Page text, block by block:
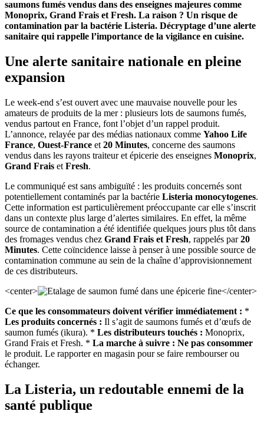
saumons fumés vendus dans des enseignes majeures comme
Monoprix, Grand Frais et Fresh. La raison ? Un risque de
contamination par la bactérie Listeria. Décryptage d’une alerte
sanitaire qui rappelle l’importance de la vigilance en cuisine.
Une alerte sanitaire nationale en pleine
expansion
Le week-end s’est ouvert avec une mauvaise nouvelle pour les
amateurs de produits de la mer : plusieurs lots de saumons fumés,
vendus partout en France, font l’objet d’un rappel produit.
L’annonce, relayée par des médias nationaux comme Yahoo Life
France, Ouest-France et 20 Minutes, concerne des saumons
vendus dans les rayons traiteur et épicerie des enseignes Monoprix,
Grand Frais et Fresh.
Le communiqué est sans ambiguïté : les produits concernés sont
potentiellement contaminés par la bactérie Listeria monocytogenes.
Cette information est particulièrement préoccupante car elle s’inscrit
dans un contexte plus large d’alertes similaires. En effet, la même
source de contamination a été identifiée quelques jours plus tôt dans
des fromages vendus chez Grand Frais et Fresh, rappelés par20
Minutes. Cette coïncidence laisse à penser à une possible source de
contamination commune au sein de la chaîne d’approvisionnement
de ces distributeurs.
<center>
</center>
Ce que les consommateurs doivent vérifier immédiatement : *
Les produits concernés : Il s’agit de saumons fumés et d’œufs de
saumon fumés (ikura). * Les distributeurs touchés : Monoprix,
Grand Frais et Fresh. * La marche à suivre : Ne pas consommer
le produit. Le rapporter en magasin pour se faire rembourser ou
échanger.
La Listeria, un redoutable ennemi de la
santé publique